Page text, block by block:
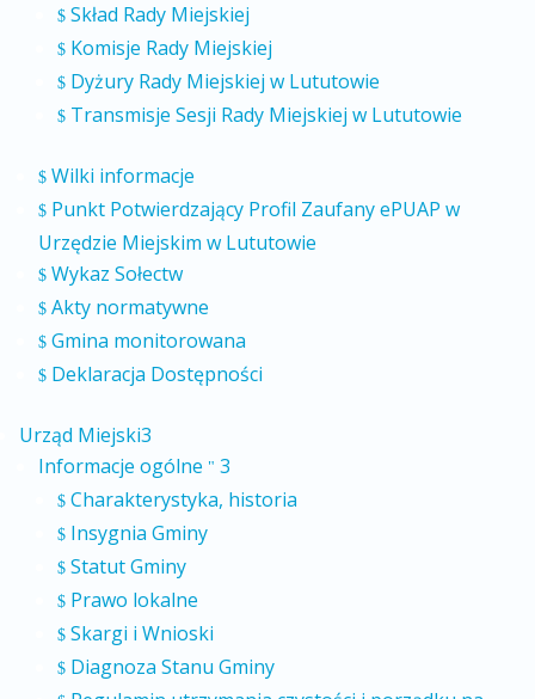
$ Skład Rady Miejskiej
$ Komisje Rady Miejskiej
$ Dyżury Rady Miejskiej w Lututowie
$ Transmisje Sesji Rady Miejskiej w Lututowie
$ Wilki informacje
$ Punkt Potwierdzający Profil Zaufany ePUAP w
Urzędzie Miejskim w Lututowie
$ Wykaz Sołectw
$ Akty normatywne
$ Gmina monitorowana
$ Deklaracja Dostępności
Urząd Miejski3
Informacje ogólne " 3
$ Charakterystyka, historia
$ Insygnia Gminy
$ Statut Gminy
$ Prawo lokalne
$ Skargi i Wnioski
$ Diagnoza Stanu Gminy